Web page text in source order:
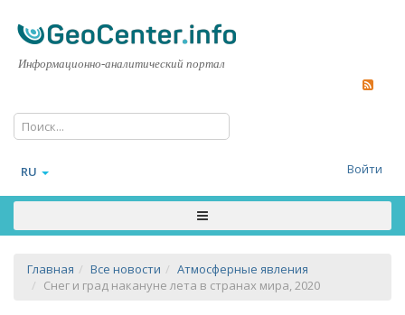
Информационно-аналитический портал
RU Войти
Главная Все новости
Атмосферные явления
Снег и град накануне лета в странах мира, 2020